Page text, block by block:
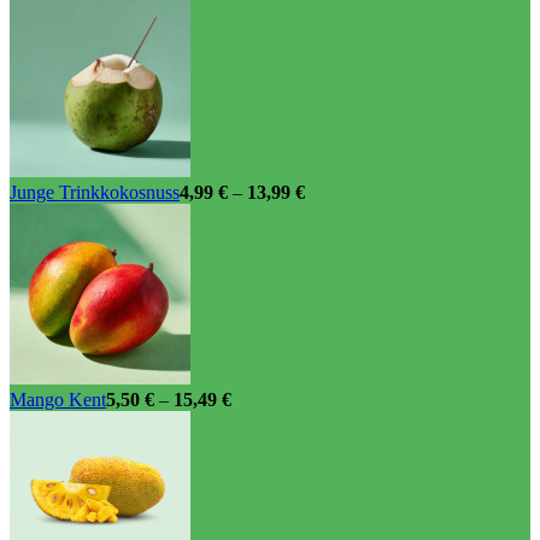
Junge Trinkkokosnuss4,99 € – 13,99 €
Mango Kent5,50 € – 15,49 €